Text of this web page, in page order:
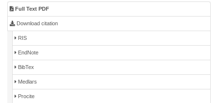
Full Text PDF
Download citation
RIS
EndNote
BibTex
Medlars
Procite